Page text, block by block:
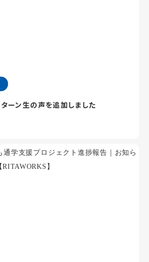
ーン生の声を追加しました